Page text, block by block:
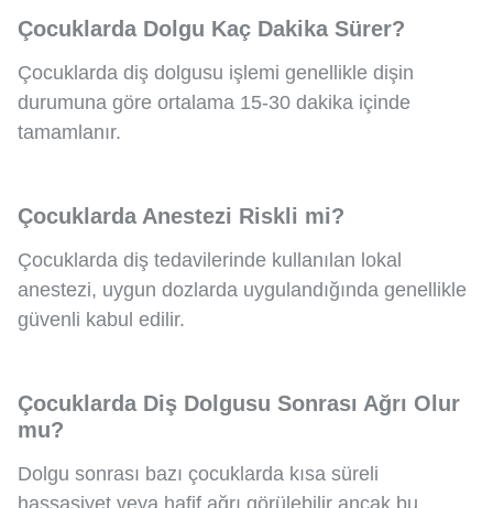
Çocuklarda Dolgu Kaç Dakika Sürer?
Çocuklarda diş dolgusu işlemi genellikle dişin
durumuna göre ortalama 15-30 dakika içinde
tamamlanır.
Çocuklarda Anestezi Riskli mi?
Çocuklarda diş tedavilerinde kullanılan lokal
anestezi, uygun dozlarda uygulandığında genellikle
güvenli kabul edilir.
Çocuklarda Diş Dolgusu Sonrası Ağrı Olur
mu?
Dolgu sonrası bazı çocuklarda kısa süreli
hassasiyet veya hafif ağrı görülebilir ancak bu